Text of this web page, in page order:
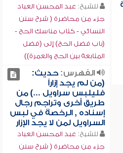
للشيخ: عبد المحسن العباد
جزء من محاضرة ( شرح سنن
النسائي - كتاب مناسك الحج -
(باب فضل الحج) إلى (فضل
المتابعة بين الحج والعمرة))
الفهرس:حديث:
(من لم يجد إزاراً
فليلبس سراويل ...) من
طريق أخرى وتراجم رجال
إسناده , الرخصة في لبس
السراويل لمن لا يجد الإزار
للشيخ: عبد المحسن العباد
جزء من محاضرة ( شرح سنن